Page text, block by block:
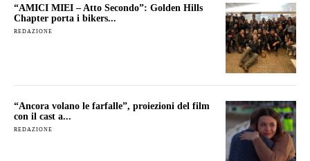
“AMICI MIEI – Atto Secondo”: Golden Hills
Chapter porta i bikers...
REDAZIONE
“Ancora volano le farfalle”, proiezioni del film
con il cast a...
REDAZIONE